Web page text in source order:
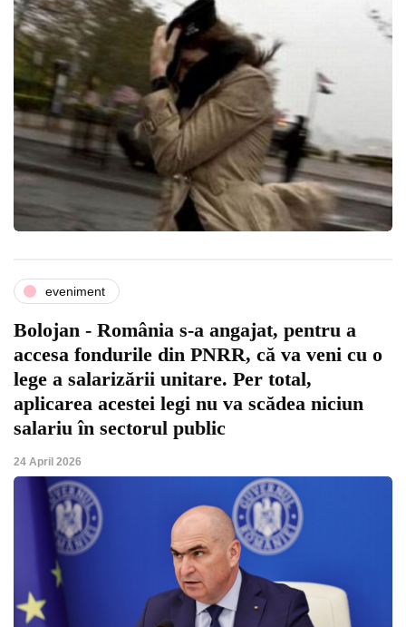
eveniment
Bolojan - România s-a angajat, pentru a
accesa fondurile din PNRR, că va veni cu o
lege a salarizării unitare. Per total,
aplicarea acestei legi nu va scădea niciun
salariu în sectorul public
24 April 2026